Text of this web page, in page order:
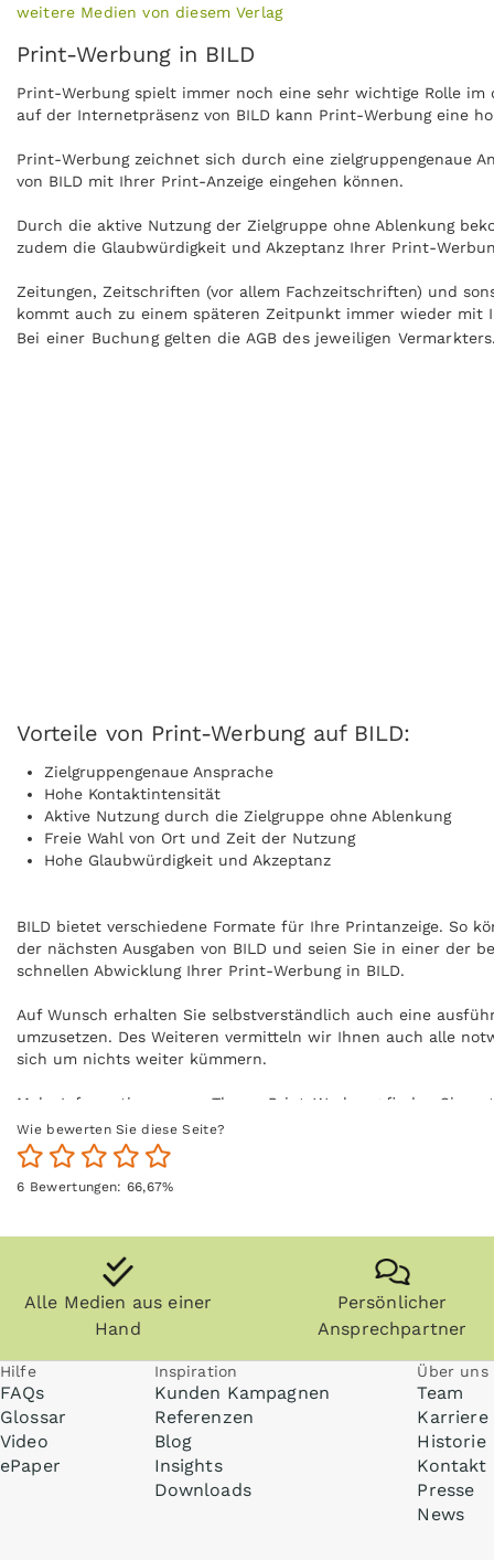
weitere Medien von diesem Verlag
Print-Werbung in BILD
Print-Werbung spielt immer noch eine sehr wichtige Rolle
auf der Internetpräsenz von BILD kann Print-Werbung eine
Print-Werbung zeichnet sich durch eine zielgruppengenaue
von BILD mit Ihrer Print-Anzeige eingehen können.
Durch die aktive Nutzung der Zielgruppe ohne Ablenkung
zudem die Glaubwürdigkeit und Akzeptanz Ihrer Print-
Zeitungen, Zeitschriften (vor allem Fachzeitschriften) und
kommt auch zu einem späteren Zeitpunkt immer wieder mit
Bei einer Buchung gelten die AGB des jeweiligen
Vorteile von Print-Werbung auf BILD:
Zielgruppengenaue Ansprache
Hohe Kontaktintensität
Aktive Nutzung durch die Zielgruppe ohne Ablenkung
Freie Wahl von Ort und Zeit der Nutzung
Hohe Glaubwürdigkeit und Akzeptanz
BILD bietet verschiedene Formate für Ihre Printanzeige. So
der nächsten Ausgaben von BILD und seien Sie in einer der
schnellen Abwicklung Ihrer Print-Werbung in BILD.
Auf Wunsch erhalten Sie selbstverständlich auch eine
umzusetzen. Des Weiteren vermitteln wir Ihnen auch alle
sich um nichts weiter kümmern.
Mehr Informationen zum Thema Print-Werbung finden Sie
Wie bewerten Sie diese Seite?
6 Bewertungen: 66,67%
Alle Medien aus einer
Hand
Persönlicher
Ansprechpartner
Hilfe
FAQs
Glossar
Video
ePaper
Inspiration
Kunden Kampagnen
Referenzen
Blog
Insights
Downloads
Über uns
Team
Karriere
Historie
Kontakt
Presse
News